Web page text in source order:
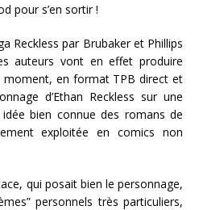
pour s’en sortir !
Reckless par Brubaker et Phillips
auteurs vont en effet produire
en format TPB direct et
d’Ethan Reckless sur une
bien connue des romans de
exploitée en comics non
qui posait bien le personnage,
personnels très particuliers,